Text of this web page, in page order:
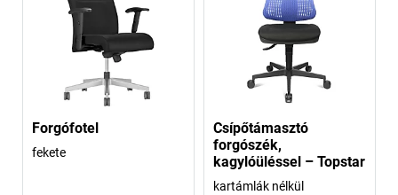
Forgófotel
fekete
Csípőtámasztó
forgószék,
kagylóüléssel – Topstar
kartámlák nélkül